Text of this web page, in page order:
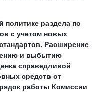
политике раздела по
с учетом новых
Расширение
и выбытию
справедливой
средств от
работы Комиссии